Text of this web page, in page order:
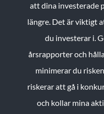
att dina investerade
längre. Det är viktigt
du investerar i.
årsrapporter och
minimerar du
riskerar att gå i
och kollar mina